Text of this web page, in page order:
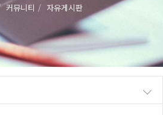
커뮤니티 자유게시판